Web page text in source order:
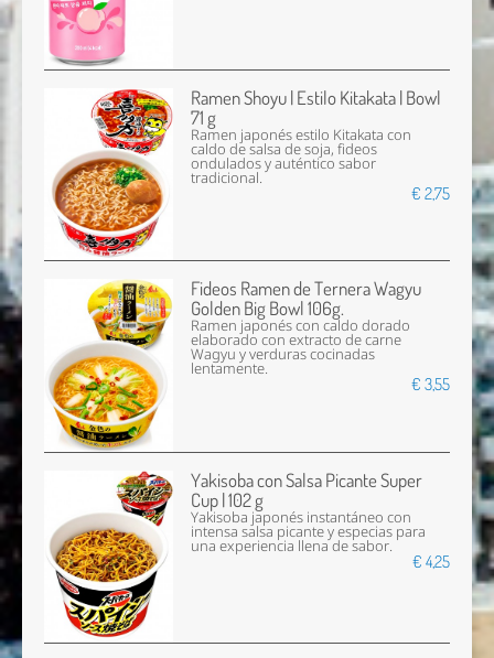
Ramen Shoyu | Estilo Kitakata | Bowl
71 g
Ramen japonés estilo Kitakata con
caldo de salsa de soja, fideos
ondulados y auténtico sabor
tradicional.
€ 2,75
Fideos Ramen de Ternera Wagyu
Golden Big Bowl 106g.
Ramen japonés con caldo dorado
elaborado con extracto de carne
Wagyu y verduras cocinadas
lentamente.
€ 3,55
Yakisoba con Salsa Picante Super
Cup | 102 g
Yakisoba japonés instantáneo con
intensa salsa picante y especias para
una experiencia llena de sabor.
€ 4,25